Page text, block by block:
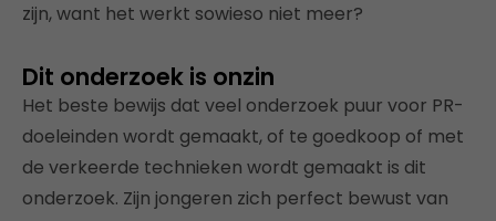
zijn, want het werkt sowieso niet meer?
Dit onderzoek is onzin
Het beste bewijs dat veel onderzoek puur voor PR-
doeleinden wordt gemaakt, of te goedkoop of met
de verkeerde technieken wordt gemaakt is dit
onderzoek. Zijn jongeren zich perfect bewust van